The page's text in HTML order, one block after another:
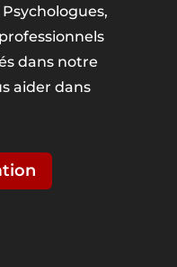
dans notre
aider dans